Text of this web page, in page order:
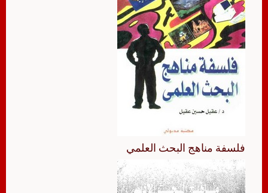
فلسفة مناهج البحث العلمي